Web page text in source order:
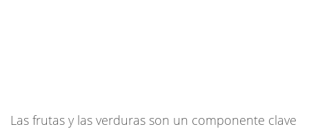
Las frutas y las verduras son un componente clave